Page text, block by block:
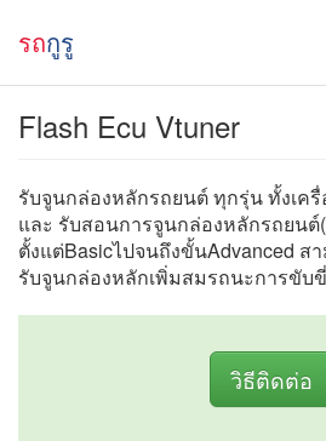
รถกูรู
Flash Ecu Vtuner
รับจูนกล่องหลักรถยนต์ ทุกรุ่น ทั้งเค
และ รับสอนการจูนกล่องหลักรถยนต์(
ตั้งแต่Basicไปจนถึงขั้นAdvanced ส
รับจูนกล่องหลักเพิ่มสมรถนะการขับ
วิธีติดต่อ